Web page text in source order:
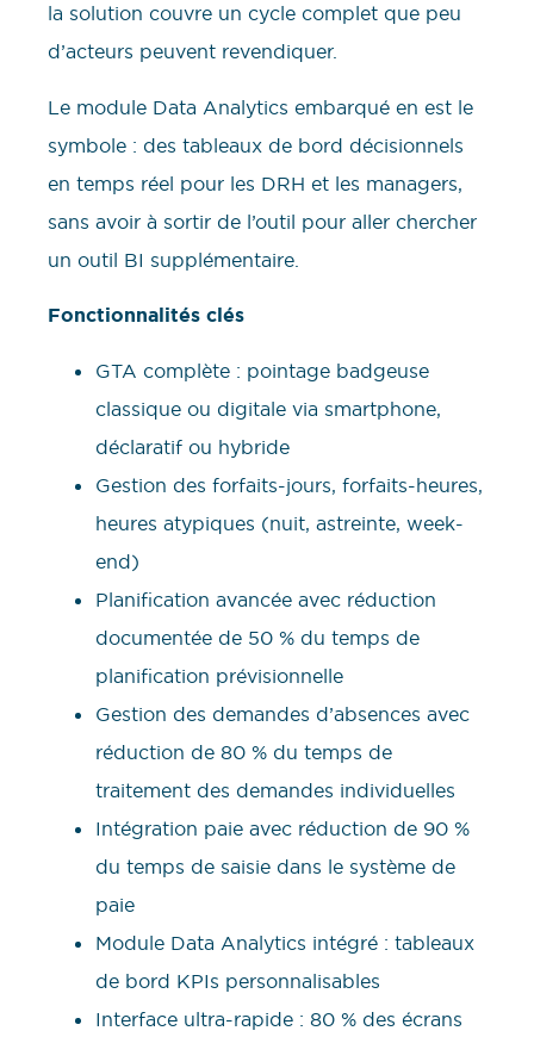
la solution couvre un cycle complet que peu
d’acteurs peuvent revendiquer.
Le module Data Analytics embarqué en est le
symbole : des tableaux de bord décisionnels
en temps réel pour les DRH et les managers,
sans avoir à sortir de l’outil pour aller chercher
un outil BI supplémentaire.
Fonctionnalités clés
GTA complète : pointage badgeuse
classique ou digitale via smartphone,
déclaratif ou hybride
Gestion des forfaits-jours, forfaits-heures,
heures atypiques (nuit, astreinte, week-
end)
Planification avancée avec réduction
documentée de 50 % du temps de
planification prévisionnelle
Gestion des demandes d’absences avec
réduction de 80 % du temps de
traitement des demandes individuelles
Intégration paie avec réduction de 90 %
du temps de saisie dans le système de
paie
Module Data Analytics intégré : tableaux
de bord KPIs personnalisables
Interface ultra-rapide : 80 % des écrans